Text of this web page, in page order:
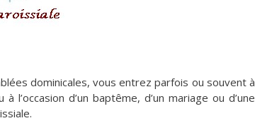
dominicales, vous entrez parfois ou souvent à
l’occasion d’un baptême, d’un mariage ou d’une